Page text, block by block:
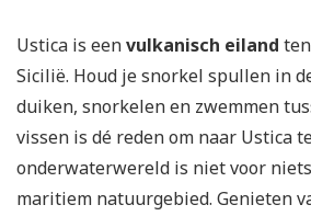
Ustica is eenvulkanisch eiland
Sicilië. Houd je snorkel spullen in
duiken, snorkelen en zwemmen
vissen is dé reden om naar Ustica
onderwaterwereld is niet voor
maritiem natuurgebied. Genieten